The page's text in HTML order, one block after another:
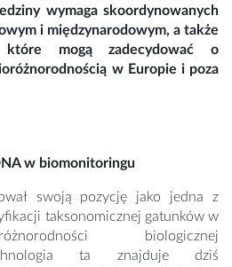
wymaga skoordynowanych
i międzynarodowym, a także
które mogą zadecydować o
w Europie i poza
w biomonitoringu
swoją pozycję jako jedna z
taksonomicznej gatunków w
biologicznej
ta znajduje dziś